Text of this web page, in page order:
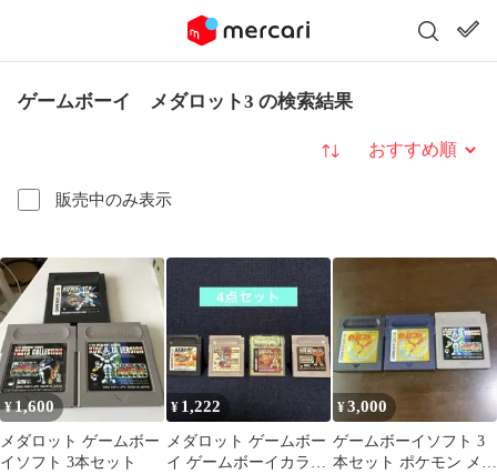
ゲームボーイ メダロット3 の検索結果
販売中のみ表示
並び替え
¥1,600
メダロット ゲームボー
イソフト 3本セット
¥ 1,222
メダロット ゲームボー
イ ゲームボーイカラー
¥3,000
ゲームボーイソフト 3
本セット ポケモン メダ